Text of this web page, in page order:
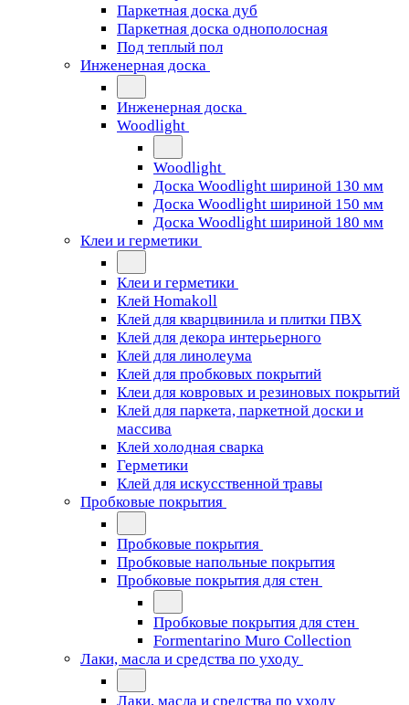
Паркетная доска дуб
Паркетная доска однополосная
Под теплый пол
Инженерная доска
Инженерная доска
Woodlight
Woodlight
Доска Woodlight шириной 130 мм
Доска Woodlight шириной 150 мм
Доска Woodlight шириной 180 мм
Клеи и герметики
Клеи и герметики
Клей Homakoll
Клей для кварцвинила и плитки ПВХ
Клей для декора интерьерного
Клей для линолеума
Клей для пробковых покрытий
Клеи для ковровых и резиновых покрытий
Клей для паркета, паркетной доски и
массива
Клей холодная сварка
Герметики
Клей для искусственной травы
Пробковые покрытия
Пробковые покрытия
Пробковые напольные покрытия
Пробковые покрытия для стен
Пробковые покрытия для стен
Formentarino Muro Collection
Лаки, масла и средства по уходу
Лаки, масла и средства по уходу